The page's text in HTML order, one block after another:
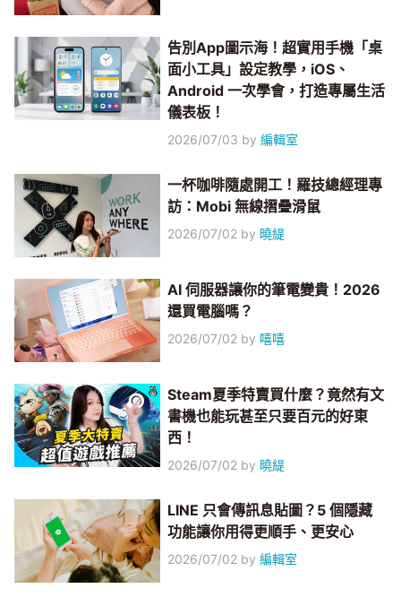
告別App圖示海！超實用手機「桌
面小工具」設定教學，iOS、
Android 一次學會，打造專屬生活
儀表板！
2026/07/03 by編輯室
一杯咖啡隨處開工！羅技總經理專
訪：Mobi 無線摺疊滑鼠
2026/07/02 by 曉緹
AI 伺服器讓你的筆電變貴！2026
還買電腦嗎？
2026/07/02 by 嘻嘻
Steam夏季特賣買什麼？竟然有文
書機也能玩甚至只要百元的好東
西！
2026/07/02 by 曉緹
LINE 只會傳訊息貼圖？5 個隱藏
功能讓你用得更順手、更安心
2026/07/02 by編輯室